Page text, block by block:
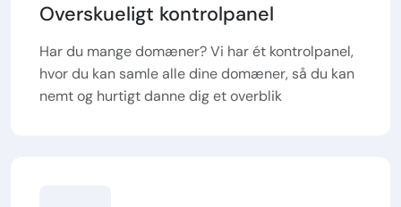
Overskueligt kontrolpanel
Har du mange domæner? Vi har ét kontrolpanel,
hvor du kan samle alle dine domæner, så du kan
nemt og hurtigt danne dig et overblik